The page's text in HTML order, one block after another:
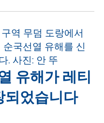
유해가 레티
되었습니다